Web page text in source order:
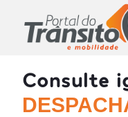
Consulte